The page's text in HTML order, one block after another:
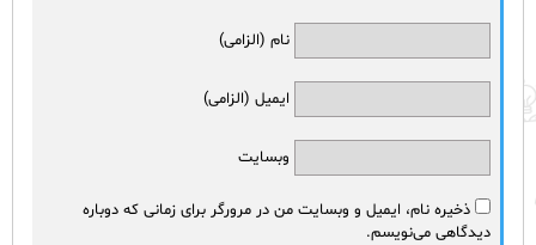
نام (الزامی)
ایمیل (الزامی)
وبسایت
ذخیره نام، ایمیل و وبسایت من در مرورگر برای زمانی که دوباره
دیدگاهی می‌نویسم.